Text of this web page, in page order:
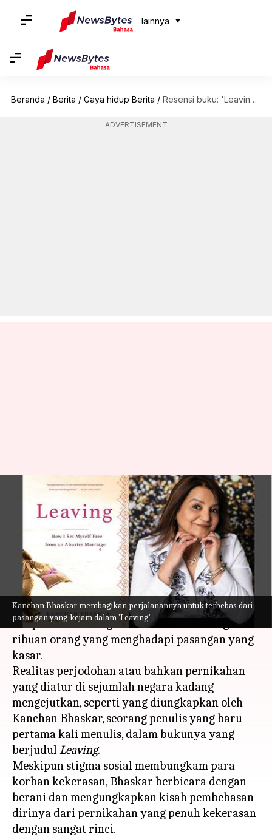
lainnya
Beranda / Berita / Gaya hidup Berita / Resensi buku: 'Leaving' - Kisah menggugah pembebasan diri dari KDRT
ADVERTISEMENT
Kanchan Bhaskar membagikan perjalanannya untuk terbebas dari
pasangan yang kejam dalam 'Leaving'
Resensi buku: 'Leaving' - Kisah
menggugah pembebasan diri
dari KDRT
menulis May 09, 2023 11:22 am
Apa ceritanya
Pernikahan adalah sebuah ikatan yang sakral,
tetapi hal ini sering kali tidak berlaku bagi
ribuan orang yang menghadapi pasangan yang
kasar.
Realitas perjodohan atau bahkan pernikahan
yang diatur di sejumlah negara kadang
mengejutkan, seperti yang diungkapkan oleh
Kanchan Bhaskar, seorang penulis yang baru
pertama kali menulis, dalam bukunya yang
berjudulLeaving.
Meskipun stigma sosial membungkam para
korban kekerasan, Bhaskar berbicara dengan
berani dan mengungkapkan kisah pembebasan
dirinya dari pernikahan yang penuh kekerasan